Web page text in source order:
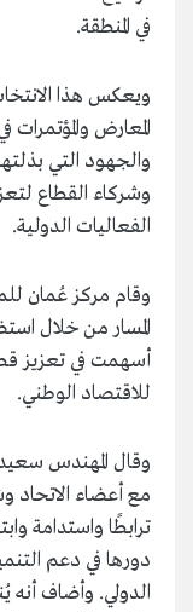
في المنطقة.
ويعكس هذا
المعارض
والجهود التي
وشركاء القطاع
الفعاليات الدولية.
وقام مركز عُمان
المسار من خلال
أسهمت في تعزيز
للاقتصاد الوطني.
وقال المهندس
مع أعضاء الاتحاد
ترابطًا واستدامة
دورها في دعم
الدولي. وأضاف أنه